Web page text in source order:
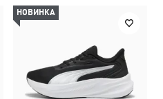
НОВИНКА